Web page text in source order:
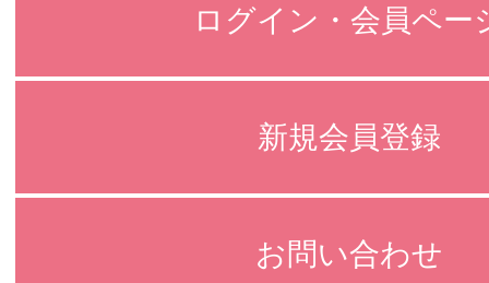
ログイン・会員ペー
新規会員登録
お問い合わせ